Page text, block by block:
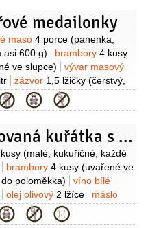
Na čatní:
ovoce
(ryngle, meruňky, broskve,
apod.)
čokoláda mléčná
cibule 1 kus
cukr 1 lžíce
ocet vinný
česnek
sůl
paprička chilli
medailonky
maso 4 porce (panenka,
asi 600 g)
brambory 4 kusy
ve slupce)
vývar masový
zázvor 1,5 lžičky (čerstvý,
čokoláda hořká
paprička chilli červená
worcesterská
olej
Grilovaná kuřátka s medem a zázvorem
(malé, kukuřičné, každé
brambory 4 kusy (uvařené ve
poloměkka)
víno bílé
olej olivový 2 lžíce
máslo
1 lžíce zázvor
nastrouhaný)
med